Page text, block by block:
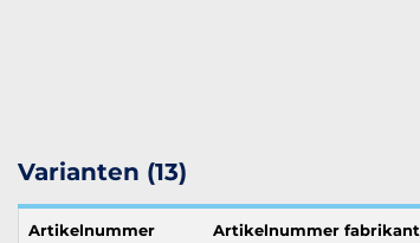
Varianten (13)
Artikelnummer Artikelnummer fabrikant